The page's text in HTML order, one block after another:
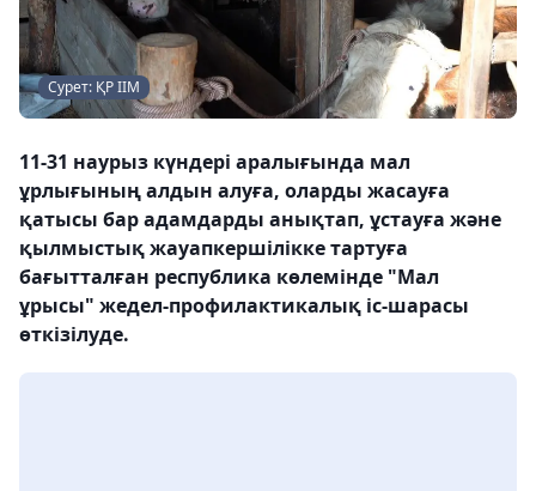
Сурет: ҚР ІІМ
11-31 наурыз күндері аралығында мал
ұрлығының алдын алуға, оларды жасауға
қатысы бар адамдарды анықтап, ұстауға және
қылмыстық жауапкершілікке тартуға
бағытталған республика көлемінде "Мал
ұрысы" жедел-профилактикалық іс-шарасы
өткізілуде.